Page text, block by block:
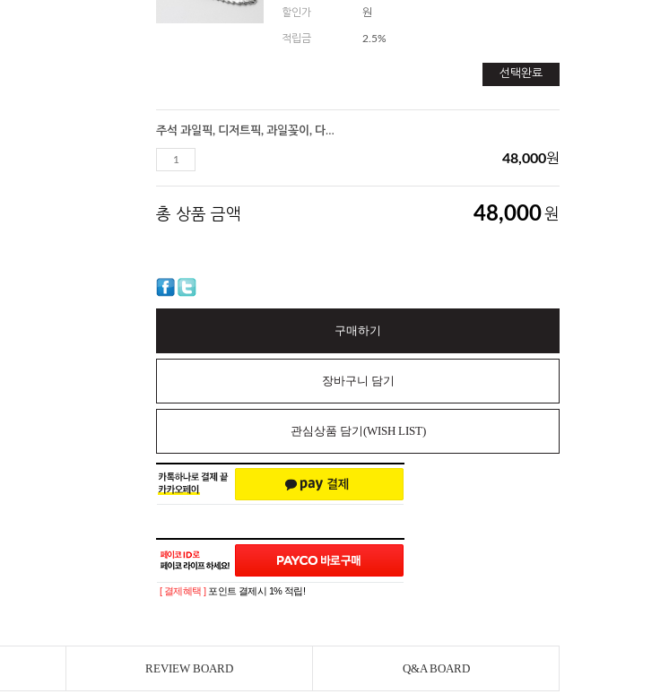
할인가 원
적립금 2.5%
선택완료
주석 과일픽, 디저트픽, 과일꽂이, 다식꽂이 5개 세트-작은 찻잎(FP-02T)
48,000원
총 상품 금액 48,000원
구매하기
장바구니 담기
관심상품 담기(WISH LIST)
[ 결제혜택 ] 포인트 결제시 1% 적립!
REVIEW BOARD Q&A BOARD